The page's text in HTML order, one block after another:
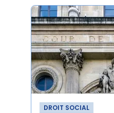
DROIT SOCIAL